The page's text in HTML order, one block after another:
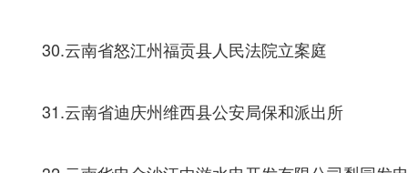
30.云南省怒江州福贡县人民法院立案庭
31.云南省迪庆州维西县公安局保和派出所